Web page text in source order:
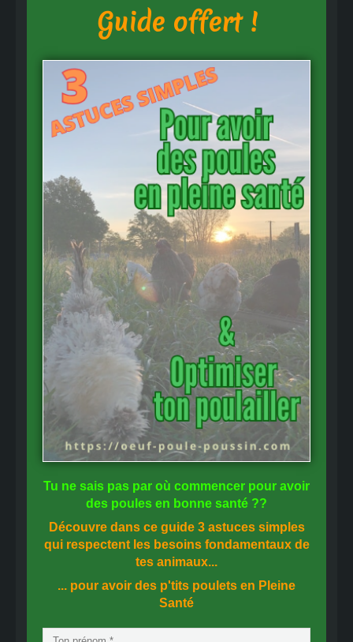
Guide offert !
Tu ne sais pas par où commencer pour avoir
des poules en bonne santé ??
Découvre dans ce guide 3 astuces simples
qui respectent les besoins fondamentaux de
tes animaux...
... pour avoir des p'tits poulets en Pleine
Santé